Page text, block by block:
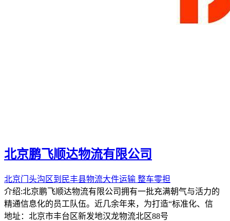
北京鹏飞顺达物流有限公司
北京门头沟区到民丰县物流大件运输 整车零担
介绍:北京鹏飞顺达物流有限公司拥有一批充满朝气与活力的
精通信息化的员工队伍。近几余年来，为打造“标准化、信
地址：北京市丰台区新发地汉龙物流北区88号